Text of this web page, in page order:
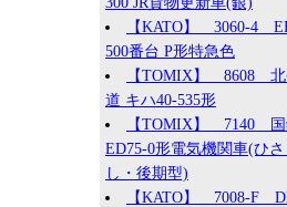
【KATO】 3060-4
500番台 P形特急色
【TOMIX】 8608 北
道 キハ40-535形
【TOMIX】 7140 国
ED75-0形電気機関車(ひ
し・後期型)
【KATO】 7008-F